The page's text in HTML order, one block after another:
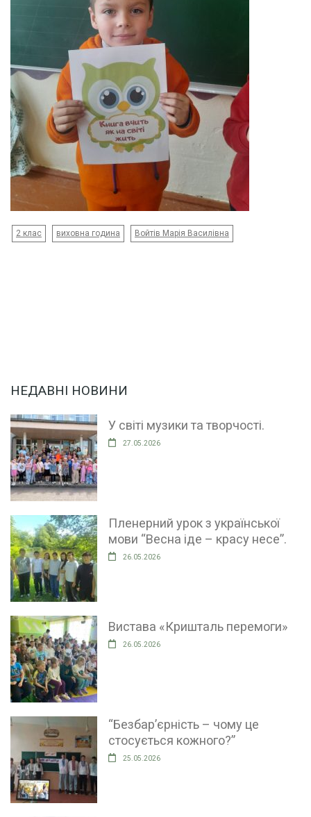
2 клас виховна година Войтів Марія Василівна
НЕДАВНІ НОВИНИ
У світі музики та творчості.
27.05.2026
Пленерний урок з української
мови “Весна іде – красу несе”.
26.05.2026
Вистава «Кришталь перемоги»
26.05.2026
“Безбар’єрність – чому це
стосується кожного?”
25.05.2026